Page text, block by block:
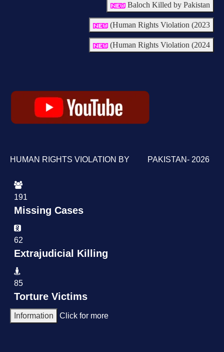
Baloch Killed by Pakistan
Human Rights Violation (2023)
Human Rights Violation (2024)
HUMAN RIGHTS VIOLATION BY PAKISTAN- 2026
191
Missing Cases
62
Extrajudicial Killing
85
Torture Victims
Click for more
Information